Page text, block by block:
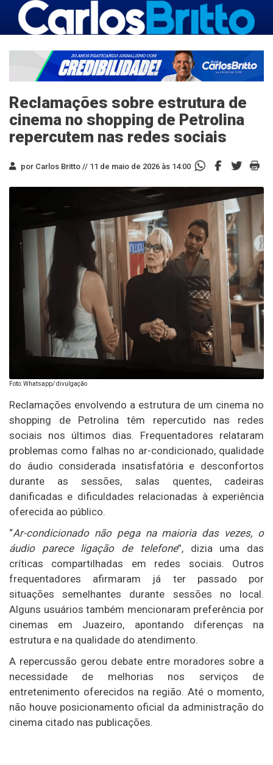
Reclamações sobre estrutura de
cinema no shopping de Petrolina
repercutem nas redes sociais
por Carlos Britto // 11 de maio de 2026 às 14:00
Foto: Whatsapp/ divulgação
Reclamações envolvendo a estrutura de um cinema no
shopping de Petrolina têm repercutido nas redes
sociais nos últimos dias. Frequentadores relataram
problemas como falhas no ar-condicionado, qualidade
do áudio considerada insatisfatória e desconfortos
durante as sessões, salas quentes, cadeiras
danificadas e dificuldades relacionadas à experiência
oferecida ao público.
“Ar-condicionado não pega na maioria das vezes, o
áudio parece ligação de telefone”, dizia uma das
críticas compartilhadas em redes sociais. Outros
frequentadores afirmaram já ter passado por
situações semelhantes durante sessões no local.
Alguns usuários também mencionaram preferência por
cinemas em Juazeiro, apontando diferenças na
estrutura e na qualidade do atendimento.
A repercussão gerou debate entre moradores sobre a
necessidade de melhorias nos serviços de
entretenimento oferecidos na região. Até o momento,
não houve posicionamento oficial da administração do
cinema citado nas publicações.